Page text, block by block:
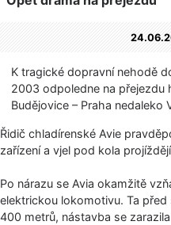
K tragické dopravní nehodě
2003 odpoledne na přejezdu
Budějovice – Praha nedaleko
Řidič chladírenské Avie
zařízení a vjel pod kola
Po nárazu se Avia okamžitě
elektrickou lokomotivu. Ta
400 metrů, nástavba se